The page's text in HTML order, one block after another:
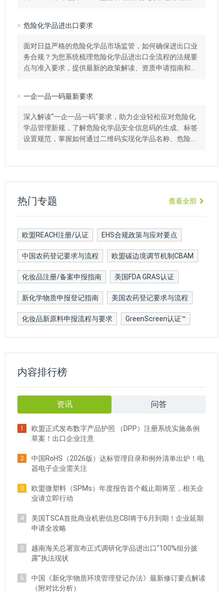
危险化学品进出口要求
面对日益严格的危险化学品市场监管，如何确保进出口业
务合规？为您系统梳理危险化学品进出口全流程的法规要
点与准入要求，提供最新的政策解读、资质申请指南和专
一企一品一码最新要求
深入解读“一企一品一码”要求，助力企业轻松应对危险化
学品管理新规，了解危险化学品安全信息码的生成、标签
设置规范，掌握如何通过二维码实现化学品名称、危险
热门专题 查看全部
欧盟REACH注册/认证 EHS合规政策与应对要点
中国农药登记要求与流程 欧盟碳边境调节机制CBAM
化妆品注册/备案申报指南 美国FDA GRAS认证
新化学物质申报登记指南 美国农药登记要求与流程
化妆品新原料申报流程与要求 GreenScreen认证™
内容排行榜
资讯 问答
1
欧盟正式发布数字产品护照 （DPP）注册系统实施条例
草案！出口企业注意
2
中国RoHS（2026版）达标管理目录和例外清单出炉！电
器电子企业需关注
3
欧盟微塑料（SPMs）年度报告首个截止期将至，相关企
业请立即行动
4
美国TSCA首批商业机密信息CBI将于6月到期！企业延期
申请全攻略
5
越南海关总署宣布正式调研化学品进出口“100%组分披
露”执法现状
6
中国《新化学物质环境管理登记办法》最新修订要点解读
（附对比分析）